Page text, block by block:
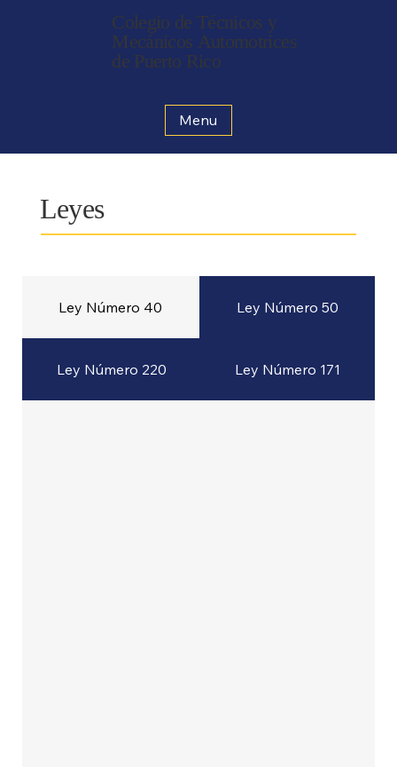
Menu
Colegio de Técnicos y
Mecánicos Automotrices
de Puerto Rico
Leyes
Ley Número 40 Ley Número 50
Ley Número 220 Ley Número 171